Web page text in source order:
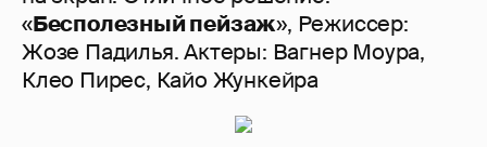
«Бесполезный пейзаж», Режиссер:
Жозе Падилья. Актеры: Вагнер Моура,
Клео Пирес, Кайо Жункейра